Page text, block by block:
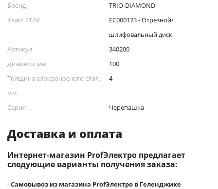
Бренд
TRIO-DIAMOND
Класс ETIM
EC000173 - Отрезной/
шлифовальный диск
Артикул
340200
Диаметр, мм
100
Толщина алмазоносного слоя,
мм
4
Серия Черепашка
Доставка и оплата
Интернет-магазин ProfЭлектро предлагает
следующие варианты получения заказа:
-Самовывоз из магазина ProfЭлектро в Геленджике